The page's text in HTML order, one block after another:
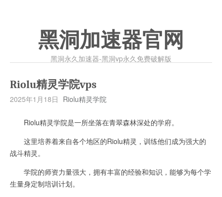
黑洞加速器官网
黑洞永久加速器-黑洞vp永久免费破解版
Riolu精灵学院vps
2025年1月18日 Riolu精灵学院
Riolu精灵学院是一所坐落在青翠森林深处的学府。
这里培养着来自各个地区的Riolu精灵，训练他们成为强大的
战斗精灵。
学院的师资力量强大，拥有丰富的经验和知识，能够为每个学
生量身定制培训计划。